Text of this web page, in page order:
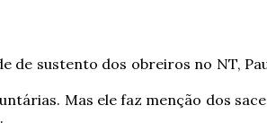
de sustento dos obreiros no NT,
Mas ele faz menção dos